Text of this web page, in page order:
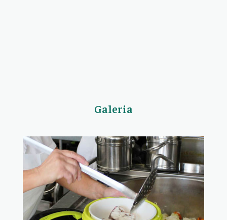
Galeria